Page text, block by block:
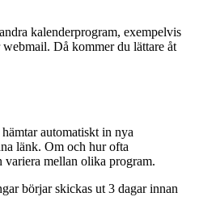
kalenderprogram, exempelvis
Då kommer du lättare åt
automatiskt in nya
länk. Om och hur ofta
variera mellan olika program.
börjar skickas ut 3 dagar innan